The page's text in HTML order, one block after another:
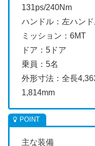
131ps/240Nm
ハンドル：左ハン
ミッション：6MT
ドア：5ドア
乗員：5名
外形寸法：全長
1,814mm
主な装備